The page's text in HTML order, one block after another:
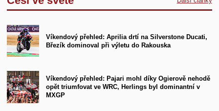
Víkendový přehled: Aprilia drtí na Silverstone Ducati,
Březík dominoval při výletu do Rakouska
Víkendový přehled: Pajari mohl díky Ogierově nehodě
opět triumfovat ve WRC, Herlings byl dominantní v
MXGP